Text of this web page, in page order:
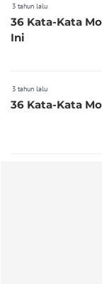
3 tahun lalu
36 Kata-Kata
Ini
3 tahun lalu
36 Kata-Kata